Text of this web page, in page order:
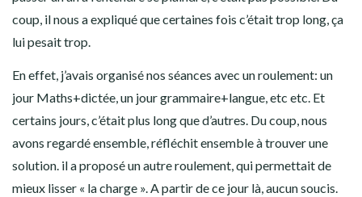
coup, il nous a expliqué que certaines fois c’était trop long, ça
lui pesait trop.
En effet, j’avais organisé nos séances avec un roulement: un
jour Maths+dictée, un jour grammaire+langue, etc etc. Et
certains jours, c’était plus long que d’autres. Du coup, nous
avons regardé ensemble, réfléchit ensemble à trouver une
solution. il a proposé un autre roulement, qui permettait de
mieux lisser « la charge ». A partir de ce jour là, aucun soucis.